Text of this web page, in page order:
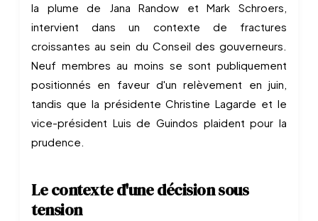
la plume de Jana Randow et Mark Schroers,
intervient dans un contexte de fractures
croissantes au sein du Conseil des gouverneurs.
Neuf membres au moins se sont publiquement
positionnés en faveur d'un relèvement en juin,
tandis que la présidente Christine Lagarde et le
vice-président Luis de Guindos plaident pour la
prudence.
Le contexte d'une décision sous
tension